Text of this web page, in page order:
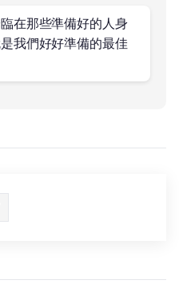
在那些準備好的人身
我們好好準備的最佳